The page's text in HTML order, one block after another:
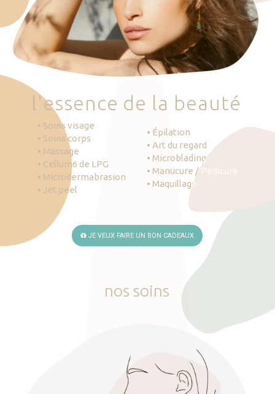
Plan d’accès
Prendre RDV
'essence de la beauté
• Soins visage
• Soins corps
• Massage
• Cellum6 de LPG
• Microdermabrasion
• Jet peel
• Épilation
• Art du regard
• Microblading
• Manucure / Pédicure
• Maquillage
JE VEUX FAIRE UN BON CADEAUX
nos soins